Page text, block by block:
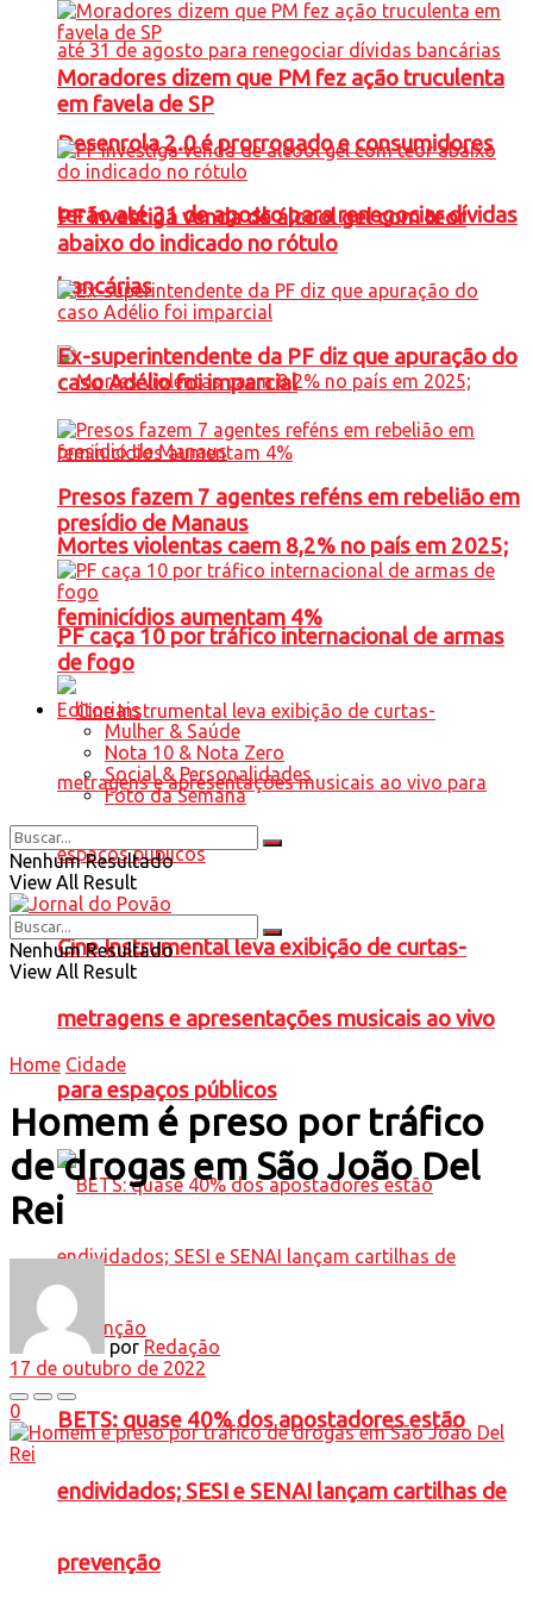
Desenrola 2.0 é prorrogado e consumidores
terão até 31 de agosto para renegociar dívidas
bancárias
Mortes violentas caem 8,2% no país em 2025;
feminicídios aumentam 4%
Cine Instrumental leva exibição de curtas-
metragens e apresentações musicais ao vivo
para espaços públicos
BETS: quase 40% dos apostadores estão
endividados; SESI e SENAI lançam cartilhas de
prevenção
Moradores dizem que PM fez ação truculenta
em favela de SP
PF investiga venda de álcool gel com teor
abaixo do indicado no rótulo
Ex-superintendente da PF diz que apuração do
caso Adélio foi imparcial
Presos fazem 7 agentes reféns em rebelião em
presídio de Manaus
PF caça 10 por tráfico internacional de armas
de fogo
Editoriais
Mulher & Saúde
Nota 10 & Nota Zero
Social & Personalidades
Foto da Semana
Nenhum Resultado
View All Result
Nenhum Resultado
View All Result
Home Cidade
Homem é preso por tráfico
de drogas em São João Del
Rei
por Redação
17 de outubro de 2022
0